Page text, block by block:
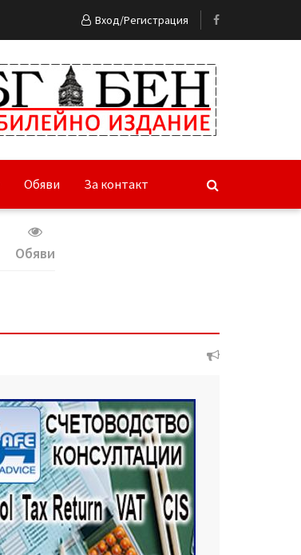
Вход/Регистрация
Обяви За контакт
Обяви